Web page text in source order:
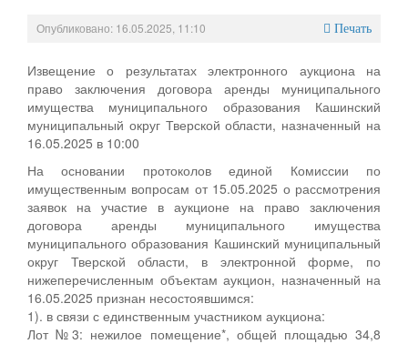
Опубликовано: 16.05.2025, 11:10 Печать
Извещение о результатах электронного аукциона на
право заключения договора аренды муниципального
имущества муниципального образования Кашинский
муниципальный округ Тверской области, назначенный на
16.05.2025 в 10:00
На основании протоколов единой Комиссии по
имущественным вопросам от 15.05.2025 о рассмотрения
заявок на участие в аукционе на право заключения
договора аренды муниципального имущества
муниципального образования Кашинский муниципальный
округ Тверской области, в электронной форме, по
нижеперечисленным объектам аукцион, назначенный на
16.05.2025 признан несостоявшимся:
1). в связи с единственным участником аукциона:
Лот №3: нежилое помещение*, общей площадью 34,8